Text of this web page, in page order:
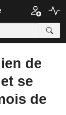
de
se
de